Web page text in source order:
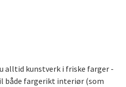
alltid kunstverk i friske farger -
både fargerikt interiør (som